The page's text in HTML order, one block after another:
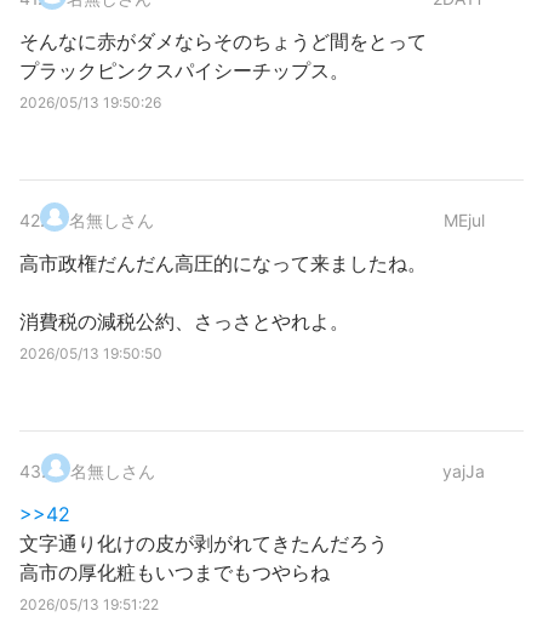
そんなに赤がダメならそのちょうど間をとって
プラックピンクスパイシーチップス。
2026/05/13 19:50:26
42. 名無しさん MEjul
高市政権だんだん高圧的になって来ましたね。
消費税の減税公約、さっさとやれよ。
2026/05/13 19:50:50
43. 名無しさん yajJa
>>42
文字通り化けの皮が剥がれてきたんだろう
高市の厚化粧もいつまでもつやらね
2026/05/13 19:51:22